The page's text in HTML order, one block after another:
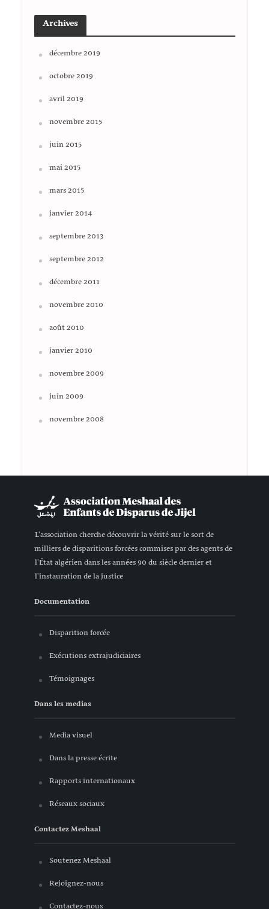
Archives
décembre 2019
octobre 2019
avril 2019
novembre 2015
juin 2015
mai 2015
mars 2015
janvier 2014
septembre 2013
septembre 2012
décembre 2011
novembre 2010
août 2010
janvier 2010
novembre 2009
juin 2009
novembre 2008
L'association cherche découvrir la vérité sur le sort de
milliers de disparitions forcées commises par des agents de
l'État algérien dans les années 90 du siècle dernier et
l'instauration de la justice
Documentation
Disparition forcée
Exécutions extrajudiciaires
Témoignages
Dans les medias
Media visuel
Dans la presse écrite
Rapports internationaux
Réseaux sociaux
Contactez Meshaal
Soutenez Meshaal
Rejoignez-nous
Contactez-nous